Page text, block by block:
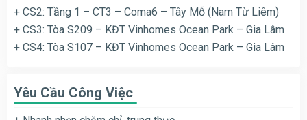
+ CS2: Tầng 1 – CT3 – Coma6 – Tây Mỗ (Nam Từ Liêm)
+ CS3: Tòa S209 – KĐT Vinhomes Ocean Park – Gia Lâm
+ CS4: Tòa S107 – KĐT Vinhomes Ocean Park – Gia Lâm
Yêu Cầu Công Việc